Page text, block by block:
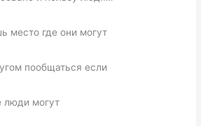
место где они могут
пообщаться если
люди могут